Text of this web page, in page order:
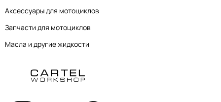
Аксессуары для мотоциклов
Запчасти для мотоциклов
Масла и другие жидкости